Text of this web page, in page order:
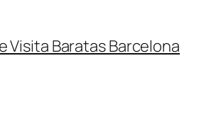
Visita Baratas Barcelona